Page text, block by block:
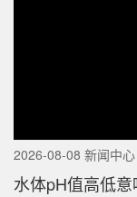
2026-08-08 新闻中心
水体pH值高低意